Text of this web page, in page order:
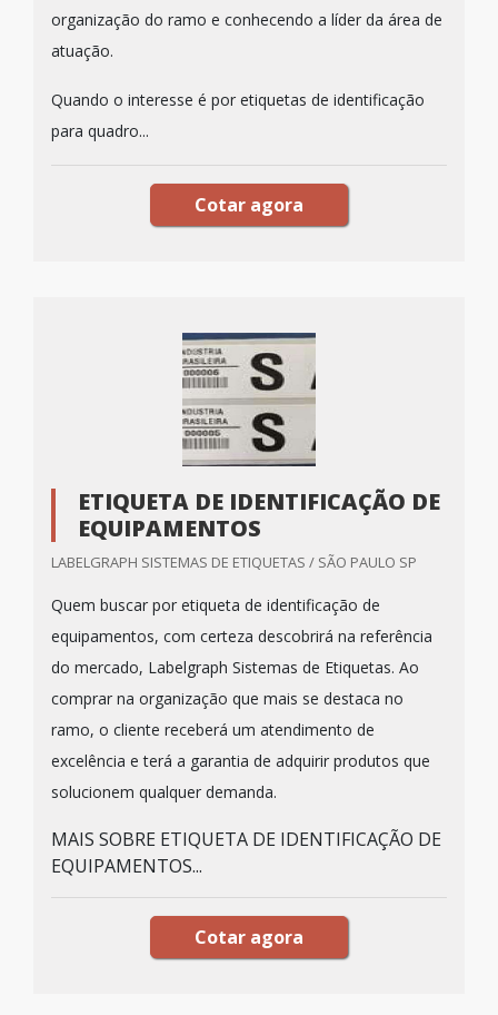
organização do ramo e conhecendo a líder da área de
atuação.
Quando o interesse é por etiquetas de identificação
para quadro...
Cotar agora
ETIQUETA DE IDENTIFICAÇÃO DE
EQUIPAMENTOS
LABELGRAPH SISTEMAS DE ETIQUETAS / SÃO PAULO SP
Quem buscar por etiqueta de identificação de
equipamentos, com certeza descobrirá na referência
do mercado, Labelgraph Sistemas de Etiquetas. Ao
comprar na organização que mais se destaca no
ramo, o cliente receberá um atendimento de
excelência e terá a garantia de adquirir produtos que
solucionem qualquer demanda.
MAIS SOBRE ETIQUETA DE IDENTIFICAÇÃO DE
EQUIPAMENTOS...
Cotar agora